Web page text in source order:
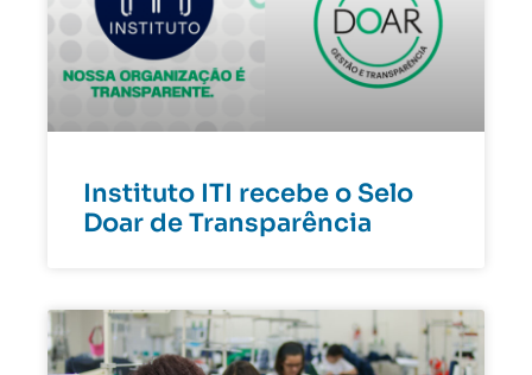
Instituto ITI recebe o Selo
Doar de Transparência